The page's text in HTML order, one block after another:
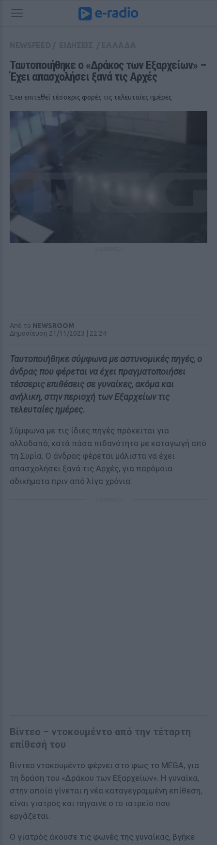
Ταυτοποιήθηκε ο «Δράκος των Εξαρχείων» –
Έχει απασχολήσει ξανά τις Αρχές
Έχει επιτεθεί τέσσερις φορές τις τελευταίες ημέρες
Από το NEWSROOM
Δημοσίευση 21/11/2023 | 22:24
Ταυτοποιήθηκε σύμφωνα με αστυνομικές πηγές, ο
άνδρας που φέρεται να έχει πραγματοποιήσει
τέσσερις επιθέσεις σε γυναίκες, ακόμα και
ανήλικη, στην περιοχή των Εξαρχείων τις
τελευταίες ημέρες.
Σύμφωνα με τις ίδιες πηγές πρόκειται για
αλλοδαπό, κατά πάσα πιθανότητα με καταγωγή από
τη Συρία. Ο άνδρας φέρεται μάλιστα να έχει
απασχολήσει ξανά τις Αρχές, για παρόμοια
αδικήματα πριν από λίγα χρόνια.
Βίντεο – ντοκουμέντο από την τέταρτη
επίθεσή του
Βίντεο ντοκουμέντο φέρνει στο φως το MEGA, για
τη δράση του «Δράκου των Εξαρχείων». Η γυναίκα,
στην οποία γίνεται η νέα καταγεγραμμένη επίθεση,
είναι γιατρός και πήγαινε στο ιατρείο που
εργάζεται.
Ο γιατρός άκουσε τις φωνές της γυναίκας, βγήκε